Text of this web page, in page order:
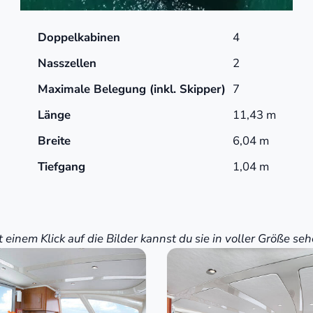
Doppelkabinen
4
Nasszellen
2
Maximale Belegung (inkl. Skipper) 7
Länge
11,43 m
Breite
6,04 m
Tiefgang
1,04 m
einem Klick auf die Bilder kannst du sie in voller Größe